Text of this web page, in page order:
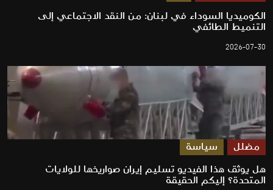
الكوميديا السوداء في لبنان: من النقد الاجتماعي إلى
التنميط الطائفي
2026-07-30
مضلل سياسة
هل يوثق هذا الفيديو تسليم إيران صواريخها للولايات
المتحدة؟ إليكم الحقيقة